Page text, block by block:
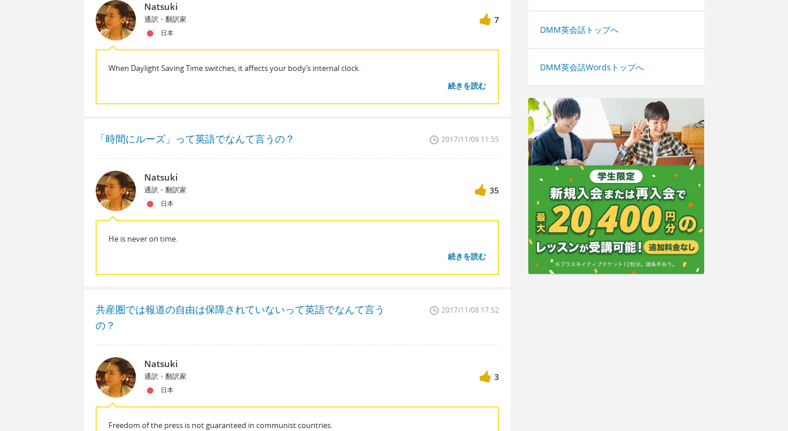
Natsuki
通訳・翻訳家
日本
7
When Daylight Saving Time switches, it affects your body’s internal clock.
続きを読む
「時間にルーズ」って英語でなんて言うの？ 2017/11/09 11:55
Natsuki
通訳・翻訳家
日本
35
He is never on time.
続きを読む
共産圏では報道の自由は保障されていないって英語でなんて言う
の？
2017/11/08 17:52
Natsuki
通訳・翻訳家
日本
3
Freedom of the press is not guaranteed in communist countries.
DMM英会話トップへ
DMM英会話Wordsトップへ